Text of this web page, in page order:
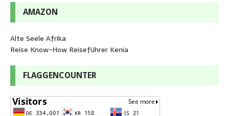
AMAZON
Alte Seele Afrika
Reise Know-How Reiseführer Kenia
FLAGGENCOUNTER